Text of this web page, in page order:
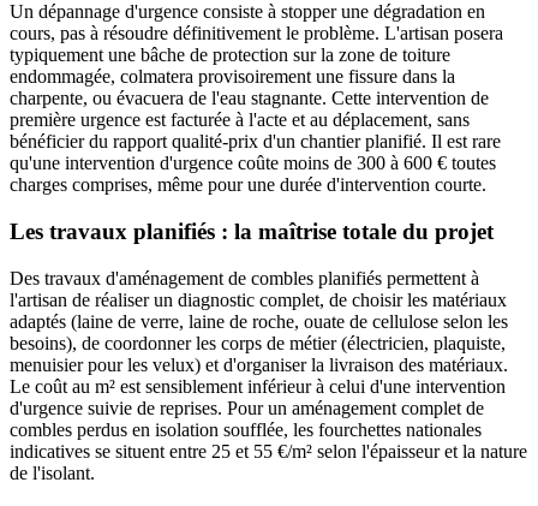
Un dépannage d'urgence consiste à stopper une dégradation en
cours, pas à résoudre définitivement le problème. L'artisan posera
typiquement une bâche de protection sur la zone de toiture
endommagée, colmatera provisoirement une fissure dans la
charpente, ou évacuera de l'eau stagnante. Cette intervention de
première urgence est facturée à l'acte et au déplacement, sans
bénéficier du rapport qualité-prix d'un chantier planifié. Il est rare
qu'une intervention d'urgence coûte moins de 300 à 600 € toutes
charges comprises, même pour une durée d'intervention courte.
Les travaux planifiés : la maîtrise totale du projet
Des travaux d'aménagement de combles planifiés permettent à
l'artisan de réaliser un diagnostic complet, de choisir les matériaux
adaptés (laine de verre, laine de roche, ouate de cellulose selon les
besoins), de coordonner les corps de métier (électricien, plaquiste,
menuisier pour les velux) et d'organiser la livraison des matériaux.
Le coût au m² est sensiblement inférieur à celui d'une intervention
d'urgence suivie de reprises. Pour un aménagement complet de
combles perdus en isolation soufflée, les fourchettes nationales
indicatives se situent entre 25 et 55 €/m² selon l'épaisseur et la nature
de l'isolant.